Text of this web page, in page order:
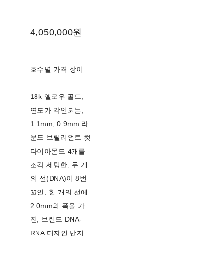
4,050,000원
호수별 가격 상이
18k 옐로우 골드,
연도가 각인되는,
1.1mm, 0.9mm 라
운드 브릴리언트 컷
다이아몬드 4개를
조각 세팅한, 두 개
의 선(DNA)이 8번
꼬인, 한 개의 선에
2.0mm의 폭을 가
진, 브랜드 DNA-
RNA 디자인 반지